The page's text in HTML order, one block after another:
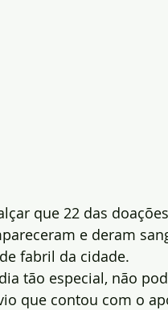
que 22 das
e deram
fabril da cidade.
tão especial, não
que contou com o